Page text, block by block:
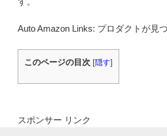
Auto Amazon Links: プロダクトが見
このページの目次 [隠す]
スポンサー リンク